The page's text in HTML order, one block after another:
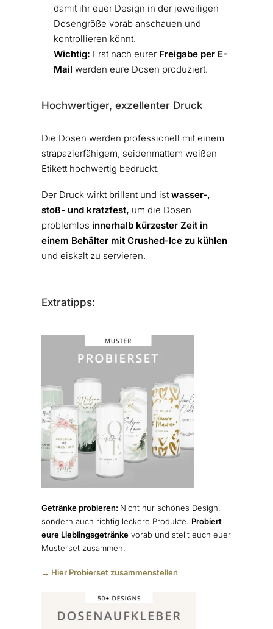
damit ihr euer Design in der jeweiligen
Dosengröße vorab anschauen und
kontrollieren könnt.
Wichtig: Erst nach eurer Freigabeper E-
Mail werden eure Dosen produziert.
Hochwertiger, exzellenter Druck
Die Dosen werden professionell mit einem
strapazierfähigem, seidenmattem weißen
Etikett hochwertig bedruckt.
Der Druck wirkt brillant und ist wasser-,
stoß- und kratzfest, um die Dosen
problemlos innerhalb kürzester Zeit in
einem Behälter mit Crushed-Ice zu kühlen
und eiskalt zu servieren.
Extratipps:
Getränke probieren: Nicht nur schönes Design,
sondern auch richtig leckere Produkte. Probiert
eure Lieblingsgetränkevorab und stellt euch euer
Musterset zusammen.
→ Hier Probierset zusammenstellen